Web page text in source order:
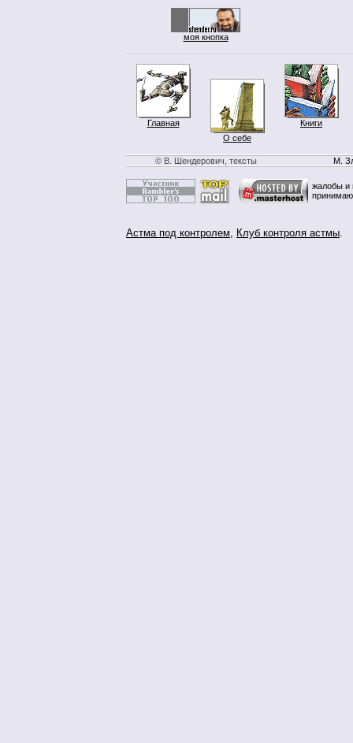
моя кнопка
Главная
О себе
Книги
© В. Шендерович, тексты М.
жалобы и
Астма под контролем, Клуб контроля астмы.